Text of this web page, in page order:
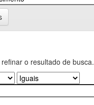
o resultado de busca.